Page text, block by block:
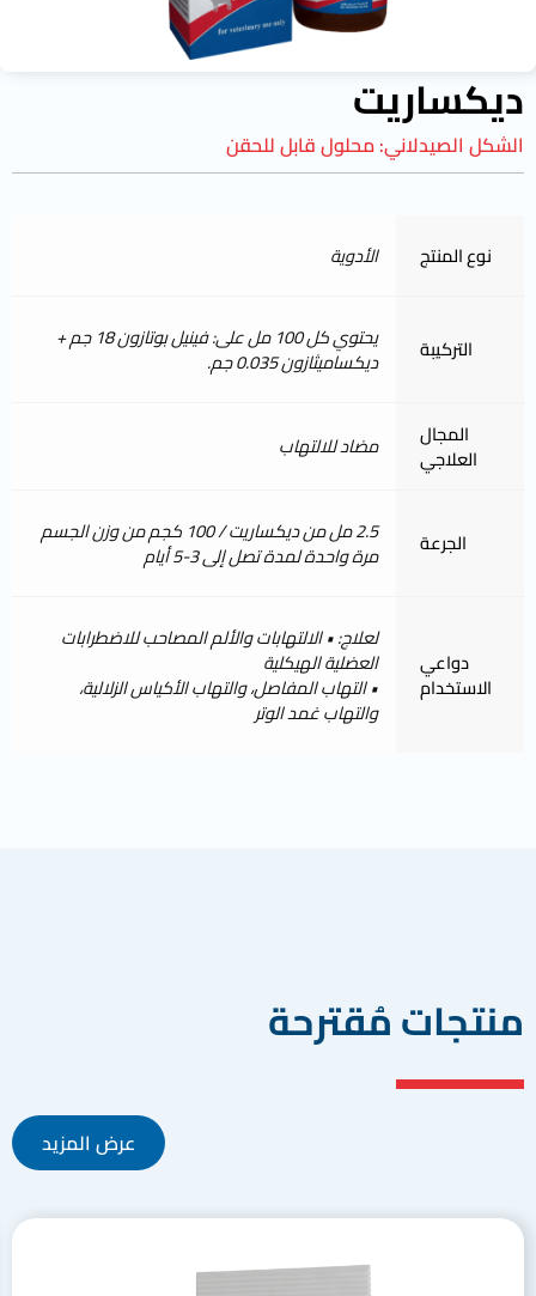
ديكساريت
الشكل الصيدلاني:محلول قابل للحقن
نوع المنتج الأدوية
التركيبة يحتوي كل 100 مل على: فينيل بوتازون 18 جم +
ديكساميثازون 0.035 جم.
المجال
العلاجي مضاد للالتهاب
الجرعة 2.5 مل من ديكساريت / 100 كجم من وزن الجسم
مرة واحدة لمدة تصل إلى 3-5 أيام
دواعي
الاستخدام
لعلاج: • الالتهابات والألم المصاحب للاضطرابات
العضلية الهيكلية
• التهاب المفاصل، والتهاب الأكياس الزلالية،
والتهاب غمد الوتر
منتجات مُقترحة
عرض المزيد